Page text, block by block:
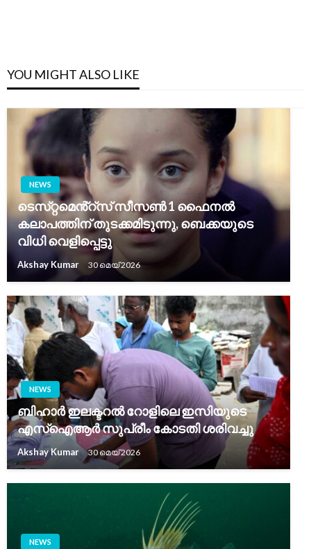
YOU MIGHT ALSO LIKE
NEWS
ടെസ്‌റ്റമെൻ്റ്‌സ് സീസൺ 1 ഫൈനൽ
കലാപത്തിന് തുടക്കമിടുന്നു, ബെക്കയുടെ
വിധി വെളിപ്പെട്ടു
Akshay Kumar 30 മെയ്‌ 2026
NEWS
ബിഹാർ ഇലക്ടറൽ റോളിലെ ഇസിയുടെ
എസ്ഐആർ സുപ്രീം കോടതി ശരിവച്ചു
Akshay Kumar 30 മെയ്‌ 2026
NEWS